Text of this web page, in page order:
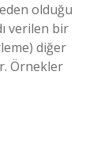
olduğu
verilen bir
diğer
Örnekler